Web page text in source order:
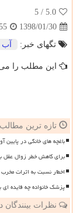
5.0
/ 5
1398/01/30
تگهای خبر:
آب
این مطلب را
تازه ترین
باغچه های خانگی در پایین
برای کاهش خطر زوال عقل
اخطار نسبت به اثرات
پزشک خانواده چه فایده ای
نظرات